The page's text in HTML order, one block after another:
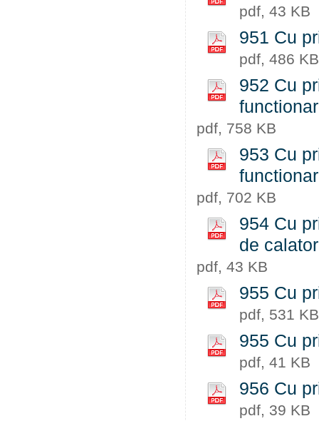
pdf, 43 KB
951 Cu
pdf, 486 KB
952 Cu
pdf, 758 KB
953 Cu
pdf, 702 KB
954 Cu
de
pdf, 43 KB
955 Cu
pdf, 531 KB
955 Cu
pdf, 41 KB
956 Cu
pdf, 39 KB